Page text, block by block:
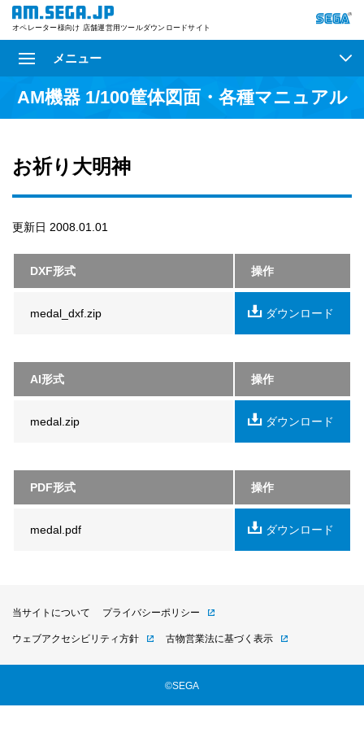
オペレーター様向け 店舗運営用ツールダウンロードサイト
メニュー
AM機器 1/100筐体図面・各種マニュアル
お祈り大明神
更新日 2008.01.01
DXF形式 操作
medal_dxf.zip ダウンロード
AI形式 操作
medal.zip ダウンロード
PDF形式 操作
medal.pdf ダウンロード
当サイトについて プライバシーポリシー
ウェブアクセシビリティ方針 古物営業法に基づく表示
©SEGA